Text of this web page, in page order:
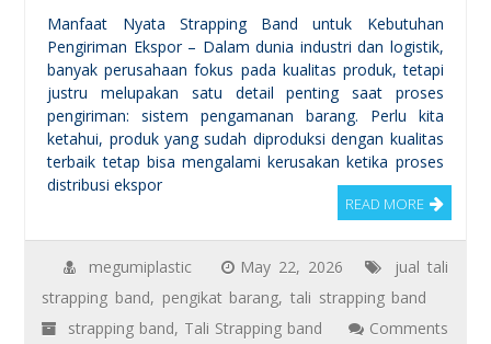
Manfaat Nyata Strapping Band untuk Kebutuhan
Pengiriman Ekspor – Dalam dunia industri dan logistik,
banyak perusahaan fokus pada kualitas produk, tetapi
justru melupakan satu detail penting saat proses
pengiriman: sistem pengamanan barang. Perlu kita
ketahui, produk yang sudah diproduksi dengan kualitas
terbaik tetap bisa mengalami kerusakan ketika proses
distribusi ekspor
READ MORE
megumiplastic May 22, 2026
jual tali
strapping band, pengikat barang,tali strapping band
strapping band, Tali Strapping band
Comments